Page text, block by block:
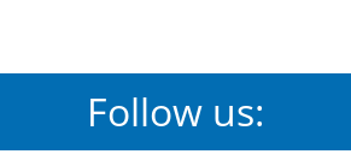
Follow us: